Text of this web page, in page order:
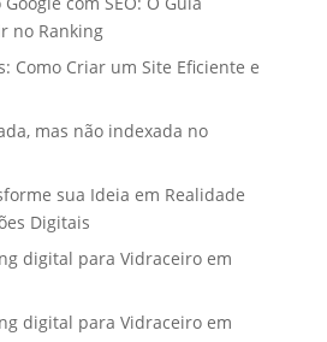
no Ranking
Como Criar um Site Eficiente e
mas não indexada no
sua Ideia em Realidade
Digitais
digital para Vidraceiro em
digital para Vidraceiro em